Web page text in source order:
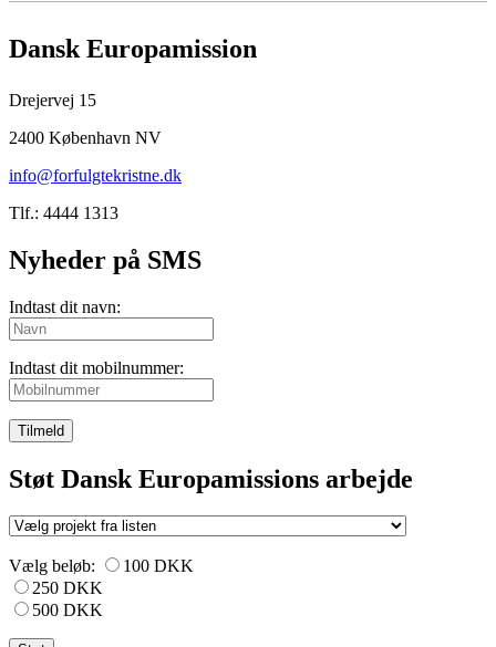
Dansk Europamission
Drejervej 15
2400 København NV
info@forfulgtekristne.dk
Tlf.: 4444 1313
Nyheder på SMS
Indtast dit navn:
Indtast dit mobilnummer:
Tilmeld
Støt Dansk Europamissions arbejde
Vælg beløb:
100 DKK
250 DKK
500 DKK